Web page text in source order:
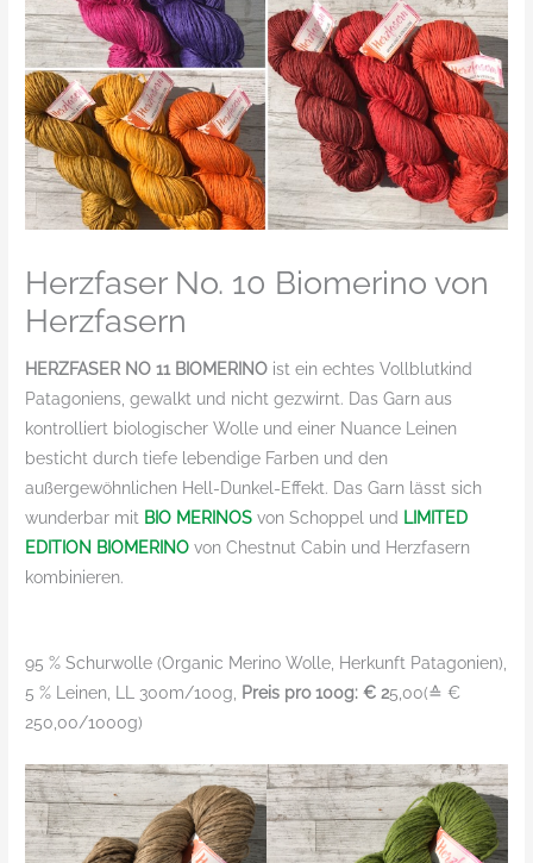
Herzfaser No. 10 Biomerino von
Herzfasern
HERZFASER NO 11 BIOMERINO ist ein echtes Vollblutkind
Patagoniens, gewalkt und nicht gezwirnt. Das Garn aus
kontrolliert biologischer Wolle und einer Nuance Leinen
besticht durch tiefe lebendige Farben und den
außergewöhnlichen Hell-Dunkel-Effekt. Das Garn lässt sich
wunderbar mit BIO MERINOS von Schoppel und LIMITED
EDITION BIOMERINO von Chestnut Cabin und Herzfasern
kombinieren.
95 % Schurwolle (Organic Merino Wolle, Herkunft Patagonien),
5 % Leinen, LL 300m/100g, Preis pro 100g: € 25,00(≙ €
250,00/1000g)